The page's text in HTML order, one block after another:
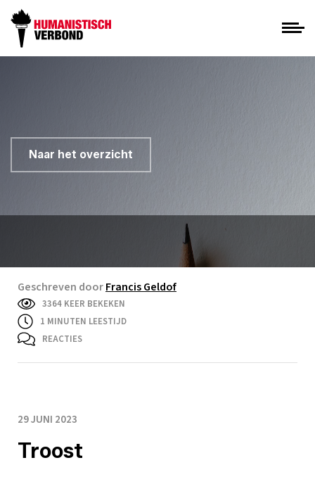
Naar het overzicht
Geschreven doorFrancis Geldof
3364 KEER BEKEKEN
1 MINUTEN LEESTIJD
REACTIES
29 JUNI 2023
Troost